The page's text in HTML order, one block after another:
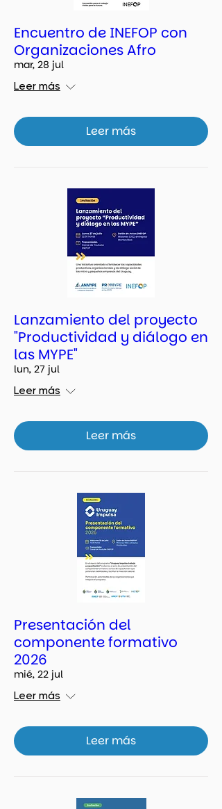
Encuentro de INEFOP con
Organizaciones Afro
mar, 28 jul
Leer más
Leer más
Lanzamiento del proyecto
"Productividad y diálogo en
las MYPE"
lun, 27 jul
Leer más
Leer más
Presentación del
componente formativo
2026
mié, 22 jul
Leer más
Leer más